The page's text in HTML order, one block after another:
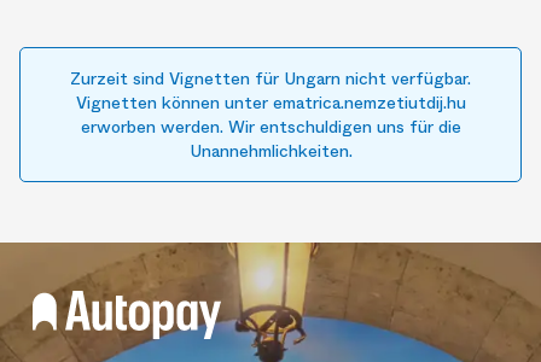
Zurzeit sind Vignetten für Ungarn nicht verfügbar.
Vignetten können unter ematrica.nemzetiutdij.hu
erworben werden. Wir entschuldigen uns für die
Unannehmlichkeiten.